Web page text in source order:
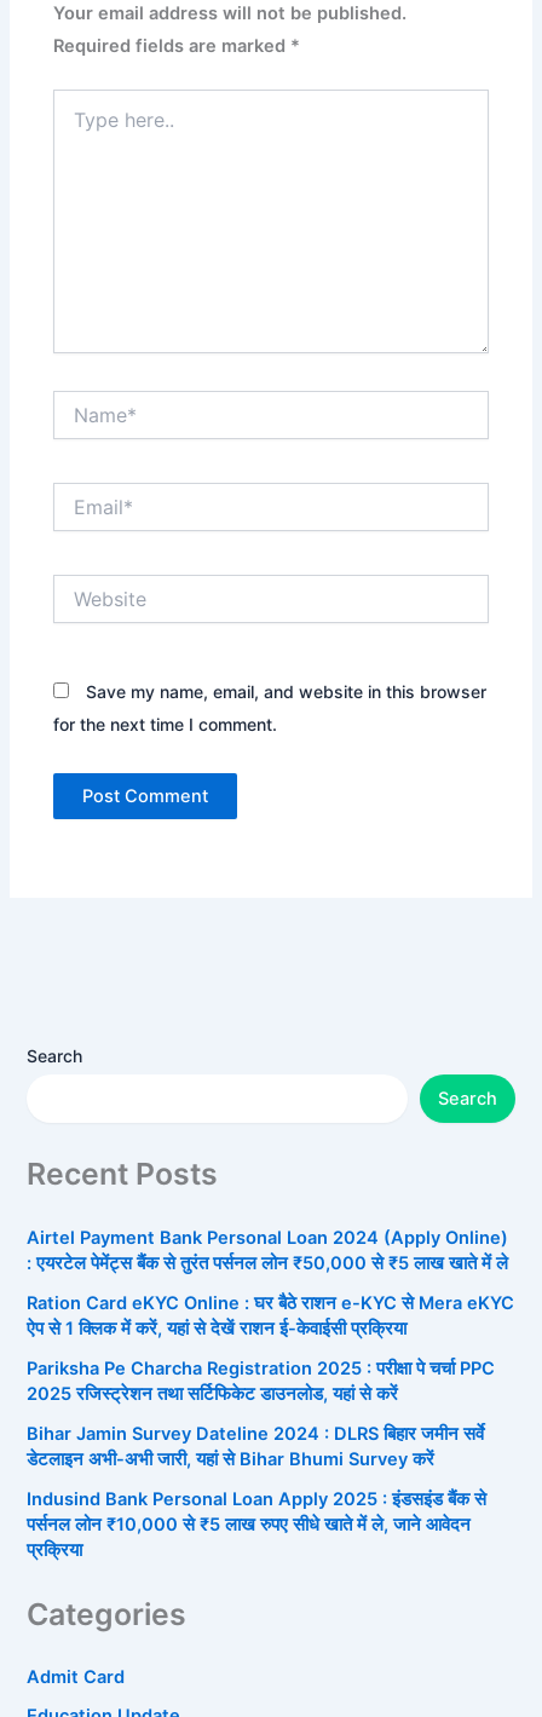
Your email address will not be published.
Required fields are marked *
here..
Save my name, email, and website in this browser
for the next time I comment.
Search
Search
Recent Posts
Airtel Payment Bank Personal Loan 2024 (Apply Online)
: एयरटेल पेमेंट्स बैंक से तुरंत पर्सनल लोन ₹50,000 से ₹5 लाख खाते में ले
Ration Card eKYC Online : घर बैठे राशन e-KYC से Mera eKYC
ऐप से 1 क्लिक में करें, यहां से देखें राशन ई-केवाईसी प्रक्रिया
Pariksha Pe Charcha Registration 2025 : परीक्षा पे चर्चा PPC
2025 रजिस्ट्रेशन तथा सर्टिफिकेट डाउनलोड, यहां से करें
Bihar Jamin Survey Dateline 2024 : DLRS बिहार जमीन सर्वे
डेटलाइन अभी-अभी जारी, यहां से Bihar Bhumi Survey करें
Indusind Bank Personal Loan Apply 2025 : इंडसइंड बैंक से
पर्सनल लोन ₹10,000 से ₹5 लाख रुपए सीधे खाते में ले, जाने आवेदन
प्रक्रिया
Categories
Admit Card